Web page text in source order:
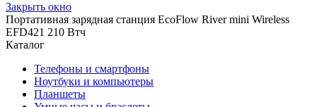
Закрыть окно
Портативная зарядная станция EcoFlow River mini Wireless
EFD421 210 Втч
Каталог
Телефоны и смартфоны
Ноутбуки и компьютеры
Планшеты